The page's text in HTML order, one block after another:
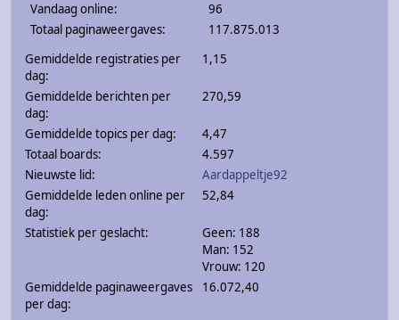
Vandaag online:
96
Totaal paginaweergaves:
117.875.013
Gemiddelde registraties per
dag:
1,15
Gemiddelde berichten per
dag:
270,59
Gemiddelde topics per dag:
4,47
Totaal boards:
4.597
Nieuwste lid:
Aardappeltje92
Gemiddelde leden online per
dag:
52,84
Statistiek per geslacht:
Geen: 188
Man: 152
Vrouw: 120
Gemiddelde paginaweergaves
per dag:
16.072,40